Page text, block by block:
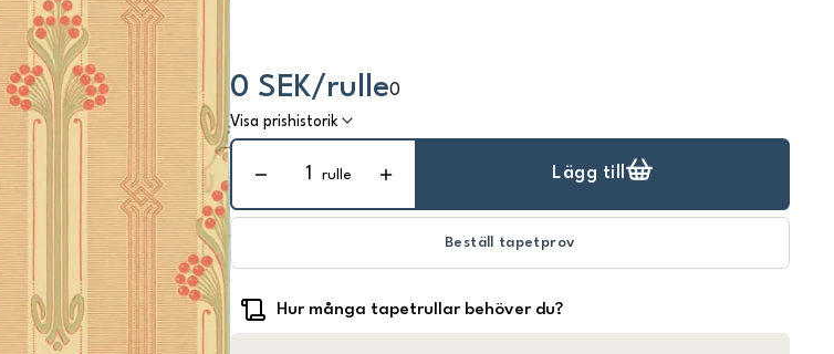
0 SEK/rulle0
Visa prishistorik
rulle Lägg till
Beställ tapetprov
Hur många tapetrullar behöver du?